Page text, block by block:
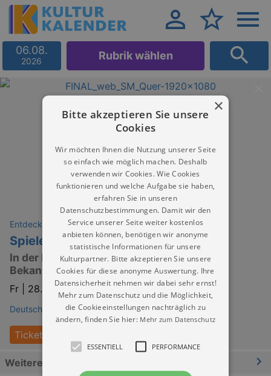
06.08.
2026 Rubrik wählen
Entdeckungen
Spieleabend
In der Reihe: Nice to meet you! Neue
Bekanntschaften im Museum
Fr | 28.08.2026 | 19:00
Deutsches Hygiene-Museum Dresden
Tickets
Weitere Informationen
×
Bitte akzeptieren Sie unsere
Cookies
Wir möchten Ihnen die Nutzung unserer Seite
so einfach wie möglich machen. Deshalb
verwenden wir Cookies. Wie Cookies
funktionieren und welche Aufgabe sie haben,
erfahren Sie in unseren
Datenschutzbestimmungen. Damit wir den
Service unserer Seite weiter kostenlos
anbieten können, benötigen wir anonyme
statistische Informationen für unsere
Kulturpartner. Bitte akzeptieren Sie unsere
Cookies für diese anonyme Auswertung. Ihre
Datensicherheit nehmen wir dabei sehr ernst!
Mehr zum Datenschutz und die Möglichkeit,
die Cookieeinstellungen nachträglich zu
ändern, finden Sie hier: Mehr zum Datenschutz
ESSENTIELL PERFORMANCE